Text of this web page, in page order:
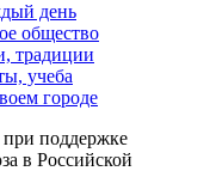
день
общество
традиции
учеба
городе
при поддержке
в Российской